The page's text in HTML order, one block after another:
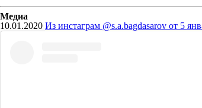
Медиа
10.01.2020 Из инстаграм @s.a.bagdasarov от 5